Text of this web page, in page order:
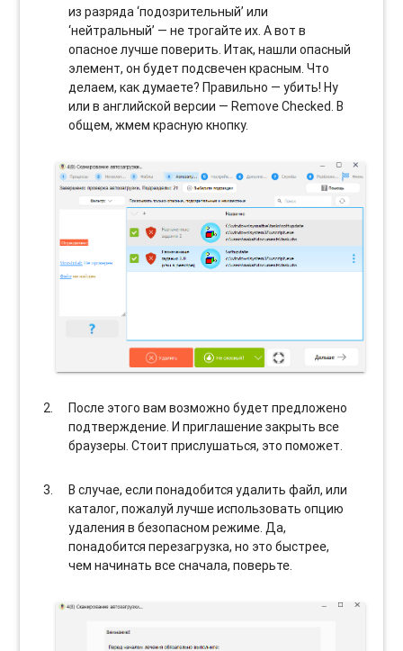
из разряда ‘подозрительный’ или
‘нейтральный’ — не трогайте их. А вот в
опасное лучше поверить. Итак, нашли опасный
элемент, он будет подсвечен красным. Что
делаем, как думаете? Правильно — убить! Ну
или в английской версии — Remove Checked. В
общем, жмем красную кнопку.
После этого вам возможно будет предложено
подтверждение. И приглашение закрыть все
браузеры. Стоит прислушаться, это поможет.
В случае, если понадобится удалить файл, или
каталог, пожалуй лучше использовать опцию
удаления в безопасном режиме. Да,
понадобится перезагрузка, но это быстрее,
чем начинать все сначала, поверьте.